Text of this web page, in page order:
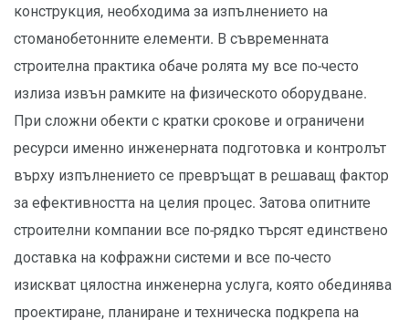
конструкция, необходима за изпълнението на
стоманобетонните елементи. В съвременната
строителна практика обаче ролята му все по-често
излиза извън рамките на физическото оборудване.
При сложни обекти с кратки срокове и ограничени
ресурси именно инженерната подготовка и контролът
върху изпълнението се превръщат в решаващ фактор
за ефективността на целия процес. Затова опитните
строителни компании все по-рядко търсят единствено
доставка на кофражни системи и все по-често
изискват цялостна инженерна услуга, която обединява
проектиране, планиране и техническа подкрепа на